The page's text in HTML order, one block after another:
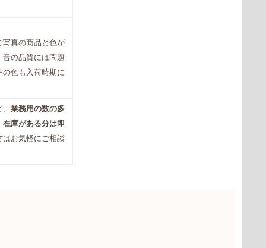
写真の商品と色が
音の品質には問題
の色も入荷時期に
、業務用の数の多
在庫がある分は即
はお気軽にご相談